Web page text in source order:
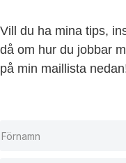
Vill du ha mina tips,
då om hur du jobbar
på min maillista